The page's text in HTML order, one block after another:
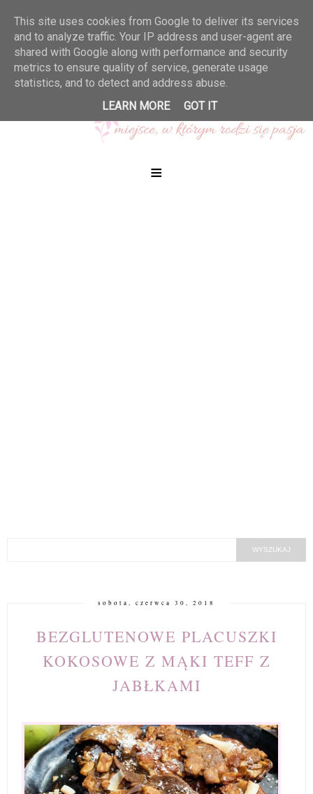
≡
sobota, czerwca 30, 2018
BEZGLUTENOWE PLACUSZKI
KOKOSOWE Z MĄKI TEFF Z
JABŁKAMI
This site uses cookies from Google to deliver its services
and to analyze traffic. Your IP address and user-agent are
shared with Google along with performance and security
metrics to ensure quality of service, generate usage
statistics, and to detect and address abuse.
LEARN MORE
GOT IT